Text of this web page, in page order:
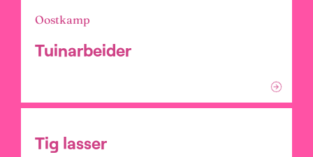
Oostkamp
Tuinarbeider
Tig lasser